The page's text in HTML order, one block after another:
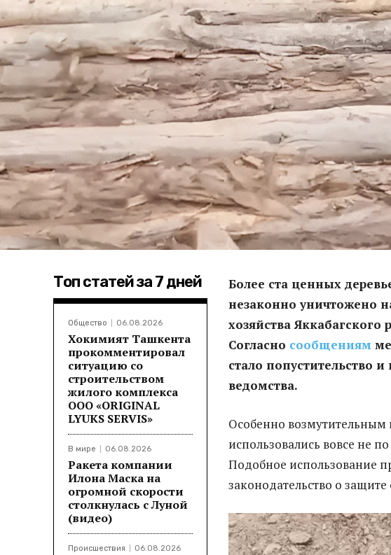
Топ статей за 7 дней
Общество 06.08.2026
Хокимият Ташкента
прокомментировал
ситуацию со
строительством
жилого комплекса
ООО «ORIGINAL
LYUKS SERVIS»
В мире 06.08.2026
Ракета компании
Илона Маска на
огромной скорости
столкнулась с Луной
(видео)
Происшествия 06.08.2026
Более ста ценных
незаконно уничтожено
хозяйства
Согласно сообщениям
стало попустительство
ведомства.
Особенно возмутительным
использовались вовсе не
Подобное использование
законодательство о